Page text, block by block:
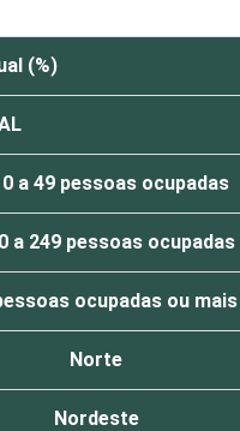
(%)
a 49 pessoas ocupadas
a 249 pessoas ocupadas
ocupadas ou mais
Norte
Nordeste